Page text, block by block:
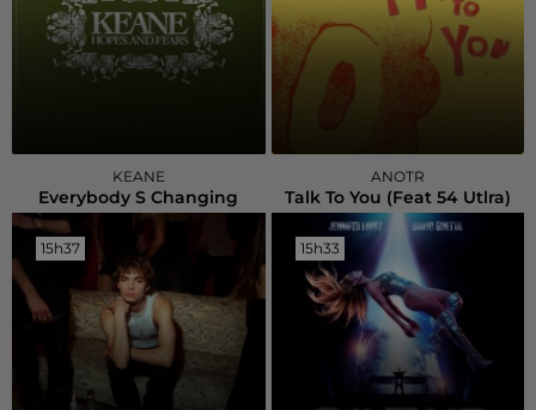
KEANE
Everybody S Changing
ANOTR
Talk To You (feat 54 Utlra)
15h37
15h37 15h33
15h33